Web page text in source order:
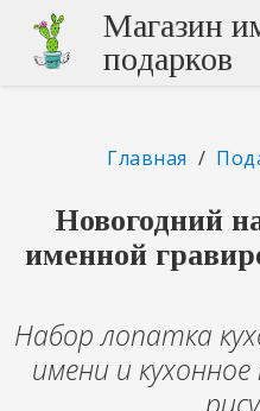
Магазин
подарков
Главная /
Новогодний
именной
Набор лопатка
имени и